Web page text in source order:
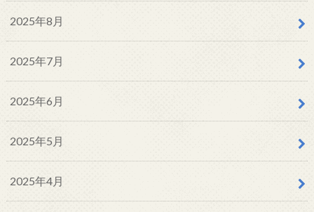
2025年8月
2025年7月
2025年6月
2025年5月
2025年4月